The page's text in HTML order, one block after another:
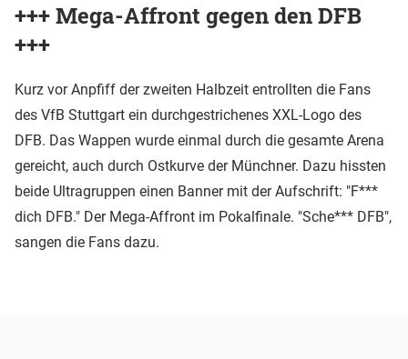
+++ Mega-Affront gegen den DFB
+++
Kurz vor Anpfiff der zweiten Halbzeit entrollten die Fans
des VfB Stuttgart ein durchgestrichenes XXL-Logo des
DFB. Das Wappen wurde einmal durch die gesamte Arena
gereicht, auch durch Ostkurve der Münchner. Dazu hissten
beide Ultragruppen einen Banner mit der Aufschrift: "F***
dich DFB." Der Mega-Affront im Pokalfinale. "Sche*** DFB",
sangen die Fans dazu.